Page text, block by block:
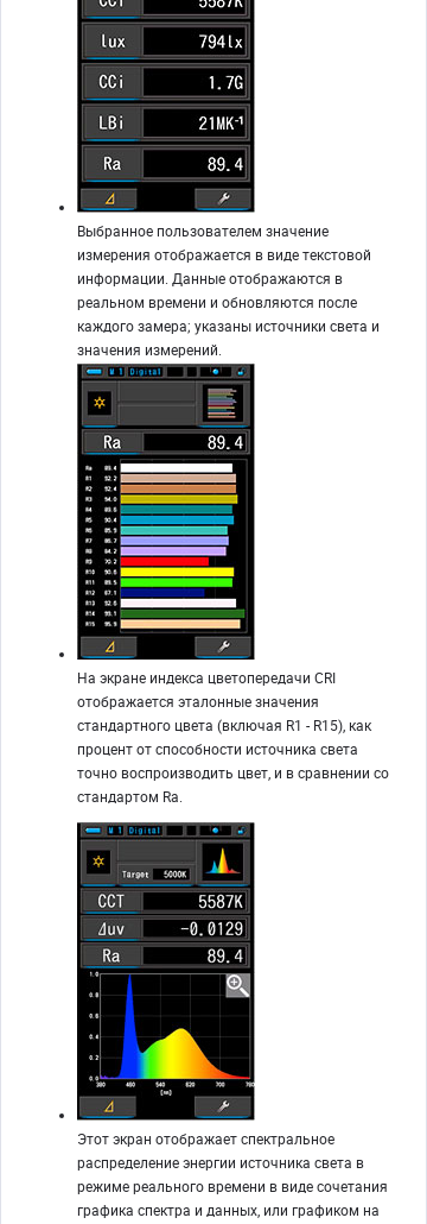
Выбранное пользователем значение
измерения отображается в виде текстовой
информации. Данные отображаются в
реальном времени и обновляются после
каждого замера; указаны источники света и
значения измерений.
На экране индекса цветопередачи CRI
отображается эталонные значения
стандартного цвета (включая R1 - R15), как
процент от способности источника света
точно воспроизводить цвет, и в сравнении со
стандартом Ra.
Этот экран отображает спектральное
распределение энергии источника света в
режиме реального времени в виде сочетания
графика спектра и данных, или графиком на